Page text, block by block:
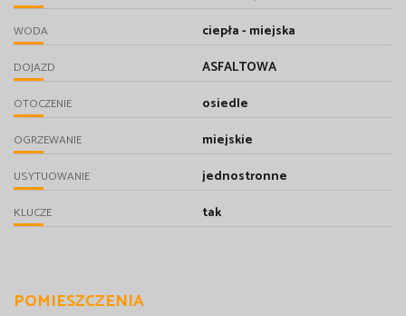
WODA ciepła - miejska
DOJAZD ASFALTOWA
OTOCZENIE osiedle
OGRZEWANIE miejskie
USYTUOWANIE jednostronne
KLUCZE tak
POMIESZCZENIA